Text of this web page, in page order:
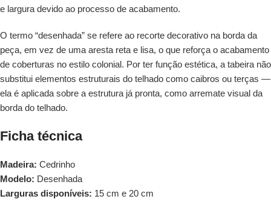
e largura devido ao processo de acabamento.
O termo “desenhada” se refere ao recorte decorativo na borda da
peça, em vez de uma aresta reta e lisa, o que reforça o acabamento
de coberturas no estilo colonial. Por ter função estética, a tabeira não
substitui elementos estruturais do telhado como caibros ou terças —
ela é aplicada sobre a estrutura já pronta, como arremate visual da
borda do telhado.
Ficha técnica
Madeira: Cedrinho
Modelo: Desenhada
Larguras disponíveis: 15 cm e 20 cm